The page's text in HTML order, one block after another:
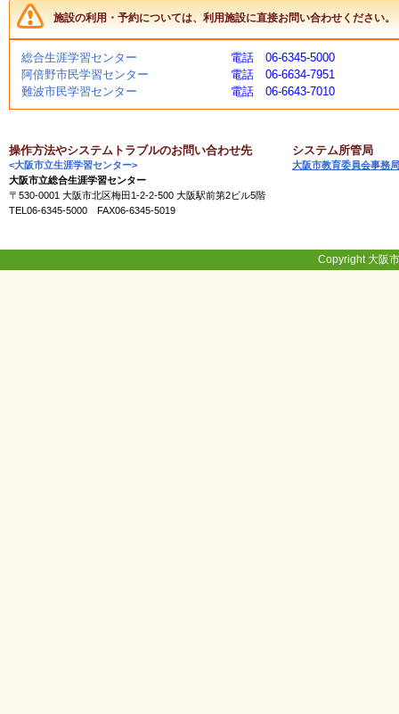
施設の利用・予約については、利用施設に直接お問い合わせください。
総合生涯学習センター
電話 06-6345-5000
阿倍野市民学習センター
電話 06-6634-7951
難波市民学習センター
電話 06-6643-7010
操作方法やシステムトラブルのお問い合わせ先
<大阪市立生涯学習センター>
大阪市立総合生涯学習センター
〒530-0001 大阪市北区梅田1-2-2-500 大阪駅前第2ビル5階
TEL06-6345-5000 FAX06-6345-5019
システム所管局
大阪市教育委員会事務局
Copyright 大阪